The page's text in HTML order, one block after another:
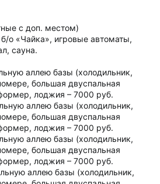
с доп. местом)
о «Чайка», игровые автоматы,
сауна.
аллею базы (холодильник,
большая двуспальная
лоджия – 7000 руб.
аллею базы (холодильник,
большая двуспальная
лоджия – 7000 руб.
аллею базы (холодильник,
большая двуспальная
лоджия – 7000 руб.
аллею базы (холодильник,